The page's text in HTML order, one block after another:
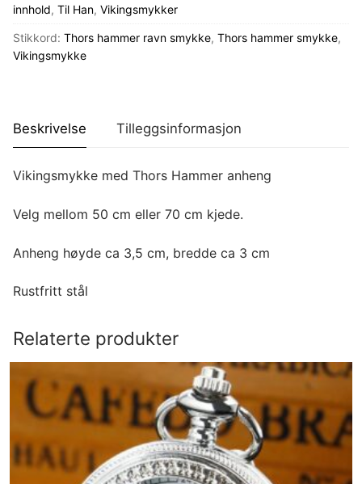
innhold, Til Han, Vikingsmykker
Stikkord: Thors hammer ravn smykke, Thors hammer smykke,
Vikingsmykke
Beskrivelse Tilleggsinformasjon
Vikingsmykke med Thors Hammer anheng
Velg mellom 50 cm eller 70 cm kjede.
Anheng høyde ca 3,5 cm, bredde ca 3 cm
Rustfritt stål
Relaterte produkter